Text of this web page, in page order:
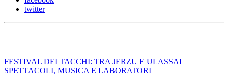
twitter
FESTIVAL DEI TACCHI: TRA JERZU E ULASSAI
SPETTACOLI, MUSICA E LABORATORI